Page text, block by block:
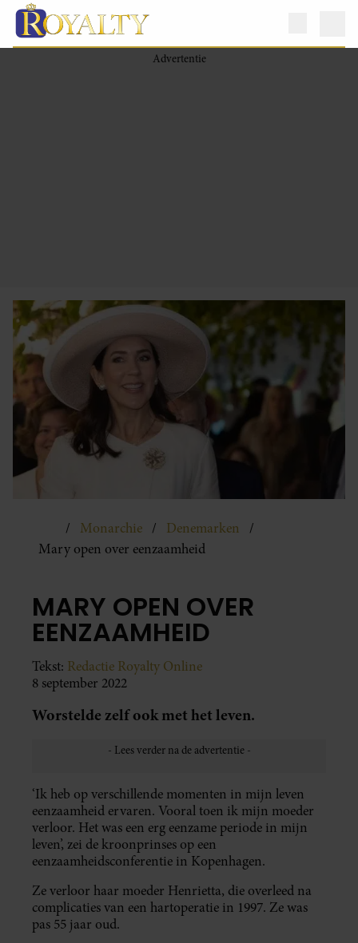
Monarchie
Denemarken
Mary open over eenzaamheid
MARY OPEN OVER
EENZAAMHEID
Tekst: Redactie Royalty Online
8 september 2022
Worstelde zelf ook met het leven.
‘Ik heb op verschillende momenten in mijn leven
eenzaamheid ervaren. Vooral toen ik mijn moeder
verloor. Het was een erg eenzame periode in mijn
leven’, zei de kroonprinses op een
eenzaamheidsconferentie in Kopenhagen.
Ze verloor haar moeder Henrietta, die overleed na
complicaties van een hartoperatie in 1997. Ze was
pas 55 jaar oud.